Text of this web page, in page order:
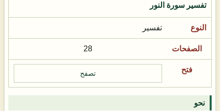
تفسير سورة النور
تفسير
28
تصفح
نحو